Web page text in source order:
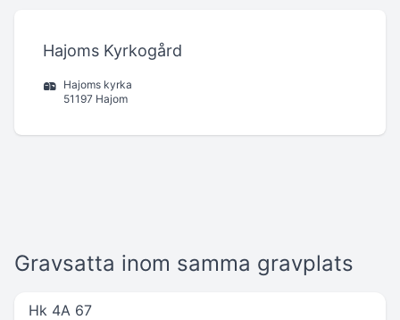
Hajoms Kyrkogård
Hajoms kyrka
51197 Hajom
Gravsatta inom samma gravplats
Hk 4A 67